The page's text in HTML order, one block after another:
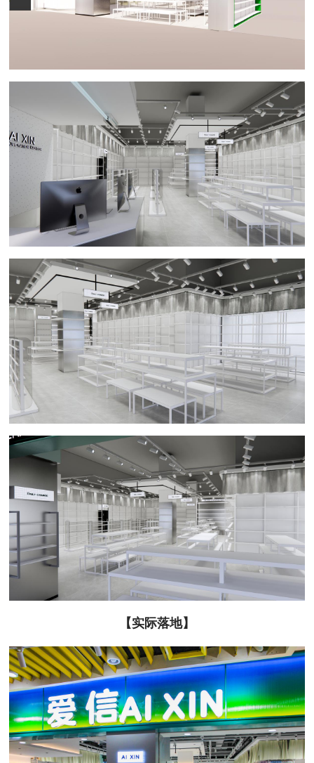
【实际落地】